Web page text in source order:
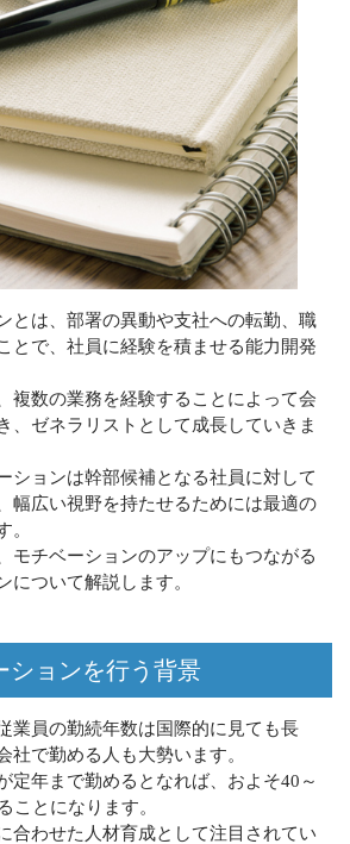
メールでの受付
い合わせフォーム
24時間受付中
お電話での受付
279-409
付時間 平日 8：30～17：30
日・祝日対応可（要予約）
とは、部署の異動や支社への転勤、職
とで、社員に経験を積ませる能力開発
複数の業務を経験することによって会
、ゼネラリストとして成長していきま
ションは幹部候補となる社員に対して
幅広い視野を持たせるためには最適の
。
モチベーションのアップにもつながる
について解説します。
ションを行う背景
業員の勤続年数は国際的に見ても長
社で勤める人も大勢います。
定年まで勤めるとなれば、およそ40～
ことになります。
合わせた人材育成として注目されてい